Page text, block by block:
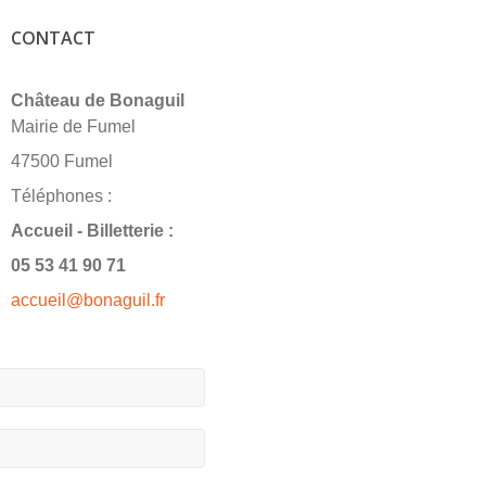
CONTACT
Château de Bonaguil
Mairie de Fumel
47500 Fumel
Téléphones :
Accueil - Billetterie :
05 53 41 90 71
accueil@bonaguil.fr